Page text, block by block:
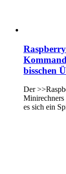
bisschen
Der
Minirechners
es sich ein